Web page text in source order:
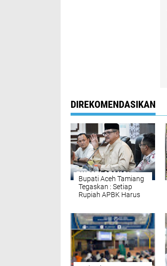
DIREKOMENDASIKAN
Bupati Aceh Tamiang
Tegaskan : Setiap
Rupiah APBK Harus